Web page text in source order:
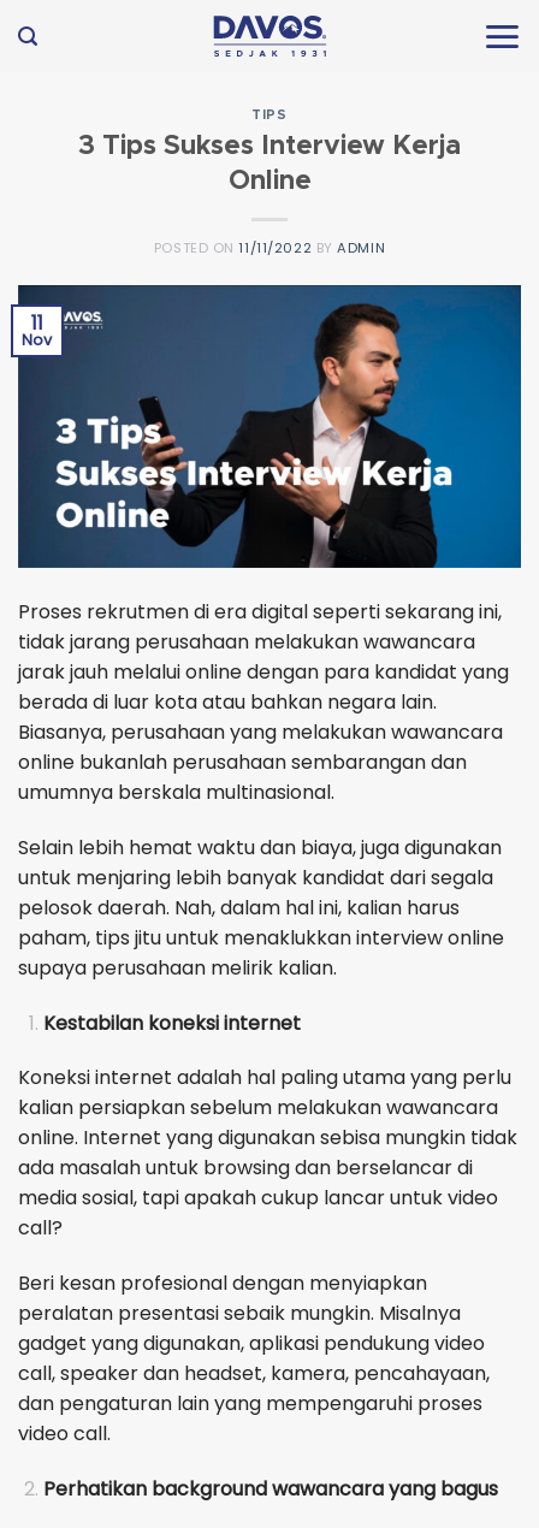
to
TIPS
3 Tips Sukses Interview Kerja
Online
POSTED ON11/11/2022 BYADMIN
11
Nov
Proses rekrutmen di era digital seperti sekarang ini,
tidak jarang perusahaan melakukan wawancara
jarak jauh melalui online dengan para kandidat yang
berada di luar kota atau bahkan negara lain.
Biasanya, perusahaan yang melakukan wawancara
online bukanlah perusahaan sembarangan dan
umumnya berskala multinasional.
Selain lebih hemat waktu dan biaya, juga digunakan
untuk menjaring lebih banyak kandidat dari segala
pelosok daerah. Nah, dalam hal ini, kalian harus
paham, tips jitu untuk menaklukkan interview online
supaya perusahaan melirik kalian.
Kestabilan koneksi internet
Koneksi internet adalah hal paling utama yang perlu
kalian persiapkan sebelum melakukan wawancara
online. Internet yang digunakan sebisa mungkin tidak
ada masalah untuk browsing dan berselancar di
media sosial, tapi apakah cukup lancar untuk video
call?
Beri kesan profesional dengan menyiapkan
peralatan presentasi sebaik mungkin. Misalnya
gadget yang digunakan, aplikasi pendukung video
call, speaker dan headset, kamera, pencahayaan,
dan pengaturan lain yang mempengaruhi proses
video call.
Perhatikan background wawancara yang bagus